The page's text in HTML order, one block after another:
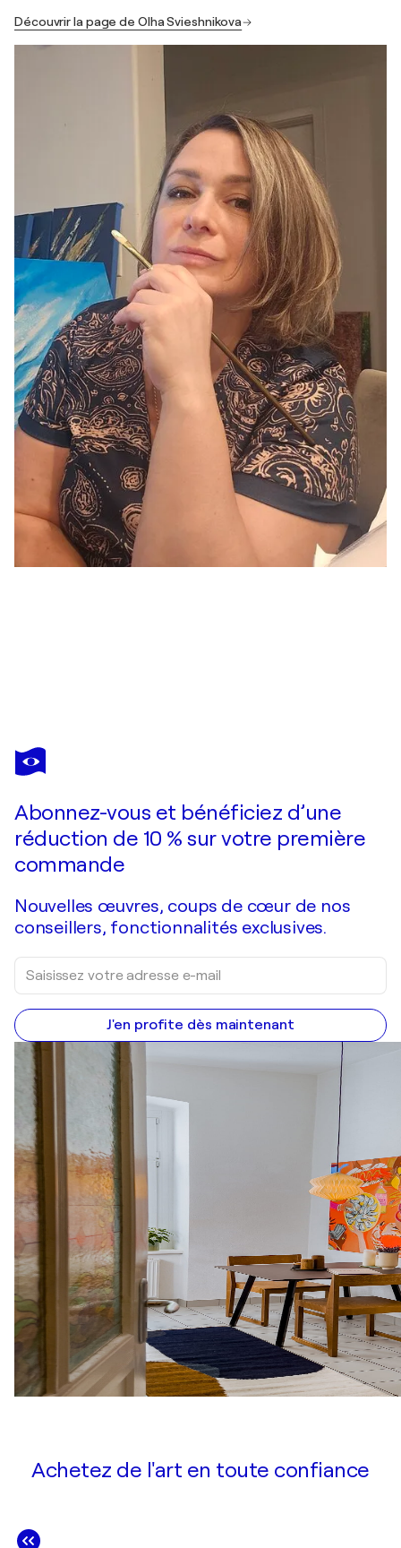
Découvrir la page de Olha Svieshnikova
OLHA SVIESHNIKOVA
Wild Bloom
Abonnez-vous et bénéficiez d’une
réduction de 10 % sur votre première
commande
Nouvelles œuvres, coups de cœur de nos
conseillers, fonctionnalités exclusives.
J'en profite dès maintenant
Achetez de l'art en toute confiance